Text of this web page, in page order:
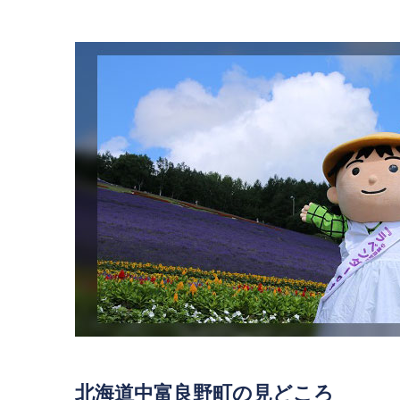
北海道中富良野町の見どころ